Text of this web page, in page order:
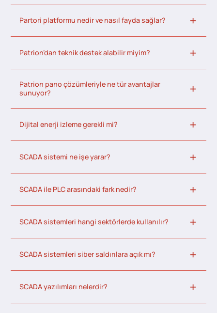
Partori platformu nedir ve nasıl fayda sağlar?
Patrion’dan teknik destek alabilir miyim?
Patrion pano çözümleriyle ne tür avantajlar
sunuyor?
Dijital enerji izleme gerekli mi?
SCADA sistemi ne işe yarar?
SCADA ile PLC arasındaki fark nedir?
SCADA sistemleri hangi sektörlerde kullanılır?
SCADA sistemleri siber saldırılara açık mı?
SCADA yazılımları nelerdir?